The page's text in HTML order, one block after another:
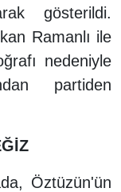
gösterildi.
Ramanlı ile
nedeniyle
partiden
Öztüzün'ün